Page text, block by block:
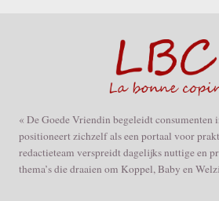
« De Goede Vriendin begeleidt consumenten
positioneert zichzelf als een portaal voor
redactieteam verspreidt dagelijks nuttige en
thema’s die draaien om Koppel, Baby en